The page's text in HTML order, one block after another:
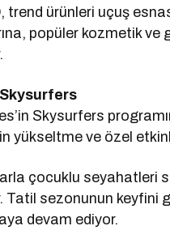
ürünleri uçuş
popüler kozmetik
Skysurfers
yükseltme ve özel
çocuklu seyahatleri
Tatil sezonunun
devam ediyor.